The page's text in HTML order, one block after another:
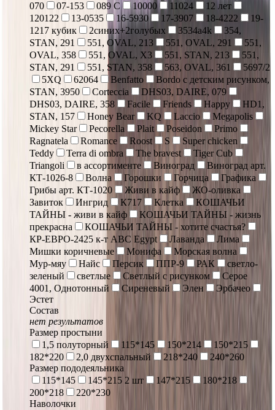
070
07-153 089 С 10000 11024
12 лет
120122
13-0535 16-5930 17-3907 18-4222
19-
1217 кубик
2синих+2голубых 3534a4k
354,
STAN, 291
551, OVAL, 213 551, OVAL, 291
551,
OVAL, 358
551, OVAL, X3 551, STAN, 213
551,
STAN, 291
551, STAN, 358 563, OVAL, 361
5697/2
5XQ
62064 Benfatto
Bordo с детским рисунком,
STAN, 3950
Corteccia
DHS03, DAIRE, 079
DHS03, DAIRE, 358
Facile Friends Happy
HD1,
STAN, 157
Honey Bear KQ Laccio
Megapolis
Mickey Star
Pecorella Plait Poseidon
Primo
Ragnatela
Romance Roost S
Super chicken
Teddy
Terra di ombra The bravest
Tiger Cub
Triangoli
в ассортименте Виноград
Виноград арт.
КТ-1026-8
Волна Горошки Горчица
Графика
Грибы арт. КТ-1020
Живи в кайф
ЖО-оливка
Завиток
Ингрид К717 Клетка
КОШАЧЬИ
ТАЙНЫ - живи в кайф
КОШАЧЬИ ТАЙНЫ - жизнь
прекрасна
КОШАЧЬИ ТАЙНЫ - хотите счастья?
КР-ЕВРО-2425 к-т ABC Egypt
Лаванда
Лима
Мишки коричневые
Монифа
Морская волна
Мур-мяу
Найс Персик ППР-9 РАК
светло-
зеленый
светлые Светлый с рисунком
Серое
4001, Однотонный
Сиреневый Элен
Эрбачео
Эстет
Состав
нет результатов
Размер простыни
1,5 полуторный
115*145 150*214
150*215
182*220
2,0 двухспальный 218*240
240*260
Размер пододеяльника
115*145
145*215 2 шт 147*215
180*218
200*218
220*230
Наволочки